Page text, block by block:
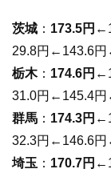
茨城 ： 173.5円
29.8円←143.6円
栃木： 174.6円
31.0円←145.4円
群馬 ： 174.3円
32.3円←146.6円
埼玉 ： 170.7円